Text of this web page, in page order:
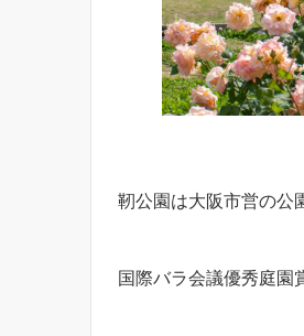
靭公園は大阪市営の公
国際バラ会議優秀庭園